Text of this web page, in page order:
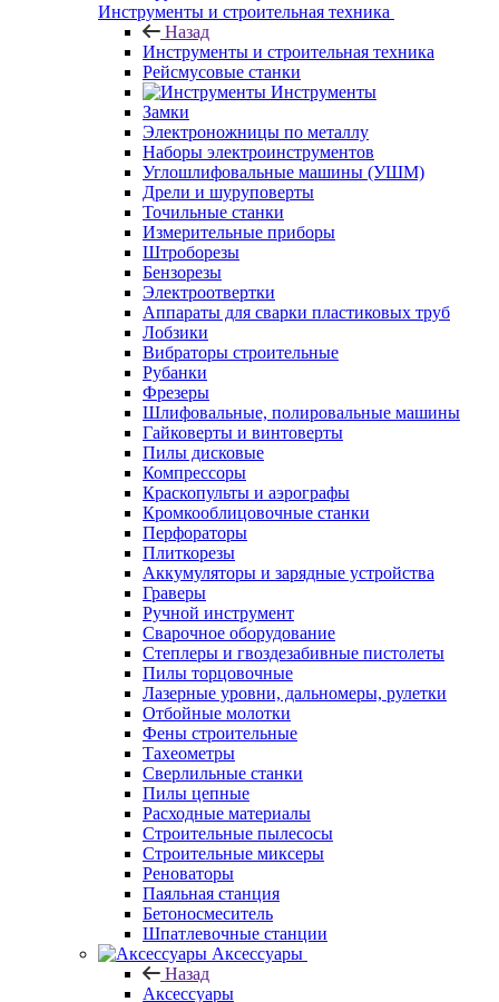
Инструменты и строительная техника
Назад
Инструменты и строительная техника
Рейсмусовые станки
Инструменты
Замки
Электроножницы по металлу
Наборы электроинструментов
Углошлифовальные машины (УШМ)
Дрели и шуруповерты
Точильные станки
Измерительные приборы
Штроборезы
Бензорезы
Электроотвертки
Аппараты для сварки пластиковых труб
Лобзики
Вибраторы строительные
Рубанки
Фрезеры
Шлифовальные, полировальные машины
Гайковерты и винтоверты
Пилы дисковые
Компрессоры
Краскопульты и аэрографы
Кромкооблицовочные станки
Перфораторы
Плиткорезы
Аккумуляторы и зарядные устройства
Граверы
Ручной инструмент
Сварочное оборудование
Степлеры и гвоздезабивные пистолеты
Пилы торцовочные
Лазерные уровни, дальномеры, рулетки
Отбойные молотки
Фены строительные
Тахеометры
Сверлильные станки
Пилы цепные
Расходные материалы
Строительные пылесосы
Строительные миксеры
Реноваторы
Паяльная станция
Бетоносмеситель
Шпатлевочные станции
Аксессуары
Назад
Аксессуары